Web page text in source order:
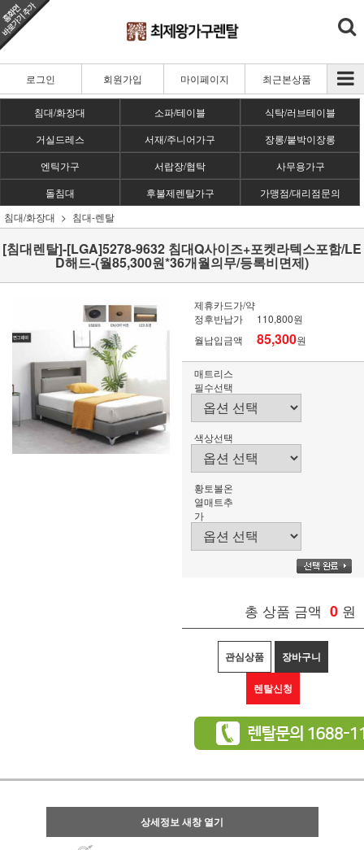
로그인 회원가입 마이페이지 최근본상품
침대/화장대 소파/테이블
식탁/러브테이블
거실드레스
서재/주니어가구
장롱/붙박이장롱
엔틱가구
서랍장/협탁
사무용가구
돌침대
후불제렌탈가구
가맹점/대리점문의
침대/화장대
침대-렌탈
[침대렌탈]-[LGA]5278-9632 침대Q사이즈+포켓라텍스포함/LE
D해드-(월85,300원*36개월의무/등록비면제)
제휴카드가/약
정후반납가
110,800원
월납입금액
85,300원
매트리스
필수선택
색상선택
황토볼온
열매트추
가
총 상품 금액 0 원
관심상품 장바구니
렌탈신청
상세정보 새창 열기